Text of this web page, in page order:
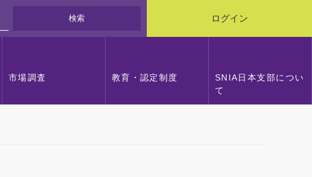
検索 ログイン
市場調査 教育・認定制度
SNIA日本支部につい
て